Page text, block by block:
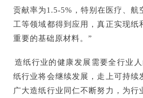
贡献率为1.5-5%，特别在医疗、航
工等领域都得到应用，真正实现纸
重要的基础原材料。”
纸行业的健康发展需要全行业人
纸行业将会继续发展，走上可持续
广大造纸行业同仁不断努力，为行